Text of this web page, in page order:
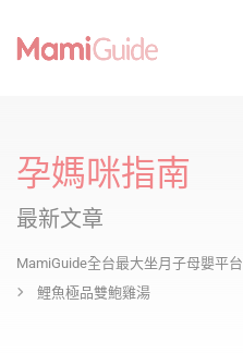
孕媽咪指南
最新文章
MamiGuide全台最大坐月子母嬰平台
鯉魚極品雙鮑雞湯